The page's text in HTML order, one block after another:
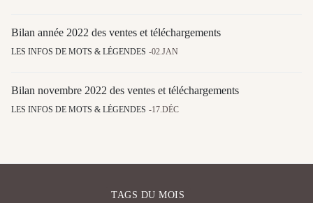
Bilan année 2022 des ventes et téléchargements
LES INFOS DE MOTS & LÉGENDES 02.JAN
Bilan novembre 2022 des ventes et téléchargements
LES INFOS DE MOTS & LÉGENDES 17.DÉC
TAGS DU MOIS